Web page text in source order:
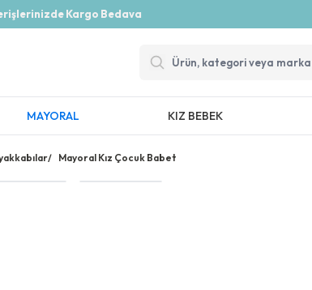
Kargo Bedava
MAYORAL KIZ BEBEK
/ Mayoral Kız Çocuk Babet